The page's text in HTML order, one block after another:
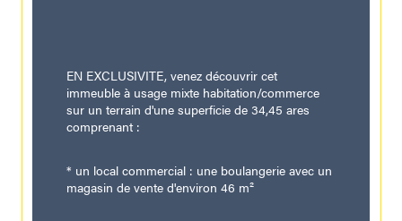
EN EXCLUSIVITE, venez découvrir cet
immeuble à usage mixte habitation/commerce
sur un terrain d'une superficie de 34,45 ares
comprenant :
* un local commercial : une boulangerie avec un
magasin de vente d'environ 46 m²